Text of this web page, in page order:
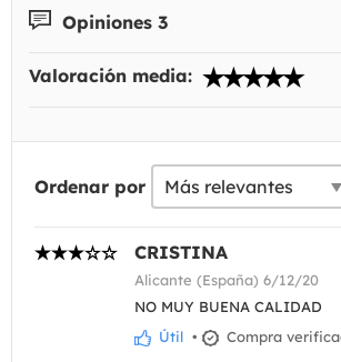
Opiniones 3
Valoración media:
Ordenar por
CRISTINA
Alicante (España) 6/12/20
NO MUY BUENA CALIDAD
Útil • Compra